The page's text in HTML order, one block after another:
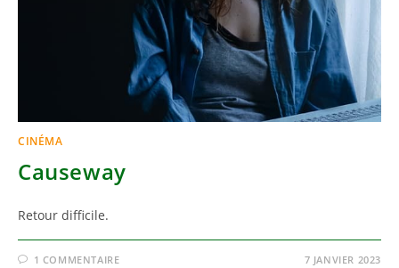
CINÉMA
Causeway
Retour difficile.
1 COMMENTAIRE 7 JANVIER 2023